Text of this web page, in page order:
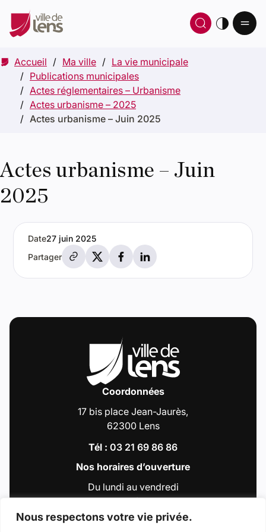
Nous respectons votre vie privée.
Ouvrir
Accueil Ma ville
La vie municipale
Publications municipales
Actes réglementaires – Urbanisme
Actes urbanisme – 2025
Actes urbanisme – Juin 2025
Actes urbanisme – Juin
2025
PartagerPartager par e-mail
Partager sur X
Partager sur Facebook
Partager sur LinkedIn
Date27 juin 2025
Coordonnées
17 bis place Jean-Jaurès,
62300 Lens
Tél : 03 21 69 86 86
Nos horaires d’ouverture
Du lundi au vendredi
de 9h00 à 12h30
et de 13h30 à 18h00